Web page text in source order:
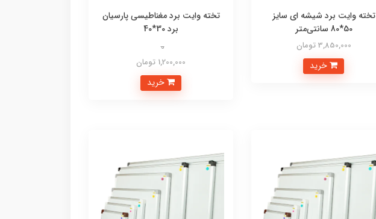
تخته وایت برد شیشه ای سایز
50*80 سانتی‌متر
3,850,000 تومان
تخته وایت برد مغناطیسی پارسیان
برد 30*40
0
1,200,000 تومان